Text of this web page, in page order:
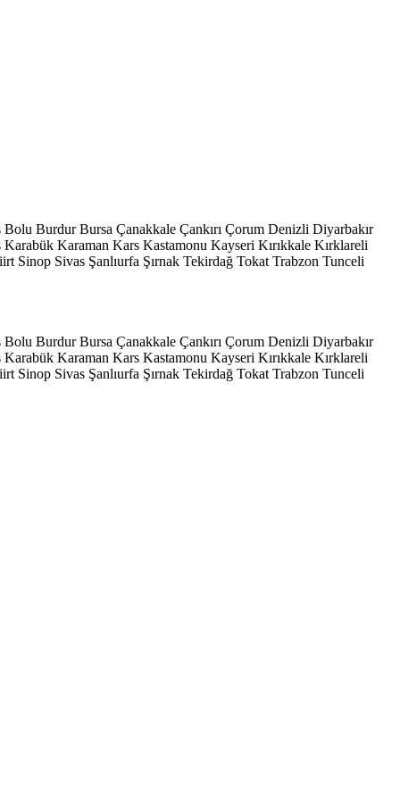
Bolu Burdur Bursa Çanakkale Çankırı Çorum Denizli Diyarbakır
Karabük Karaman Kars Kastamonu Kayseri Kırıkkale Kırklareli
Sinop Sivas Şanlıurfa Şırnak Tekirdağ Tokat Trabzon Tunceli
Bolu Burdur Bursa Çanakkale Çankırı Çorum Denizli Diyarbakır
Karabük Karaman Kars Kastamonu Kayseri Kırıkkale Kırklareli
Sinop Sivas Şanlıurfa Şırnak Tekirdağ Tokat Trabzon Tunceli